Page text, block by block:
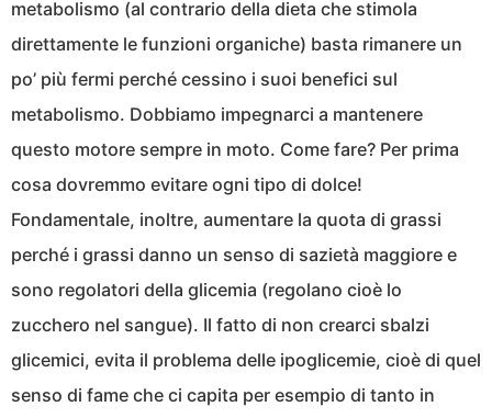
metabolismo (al contrario della dieta che stimola
direttamente le funzioni organiche) basta rimanere un
po’ più fermi perché cessino i suoi benefici sul
metabolismo. Dobbiamo impegnarci a mantenere
questo motore sempre in moto. Come fare? Per prima
cosa dovremmo evitare ogni tipo di dolce!
Fondamentale, inoltre, aumentare la quota di grassi
perché i grassi danno un senso di sazietà maggiore e
sono regolatori della glicemia (regolano cioè lo
zucchero nel sangue). Il fatto di non crearci sbalzi
glicemici, evita il problema delle ipoglicemie, cioè di quel
senso di fame che ci capita per esempio di tanto in